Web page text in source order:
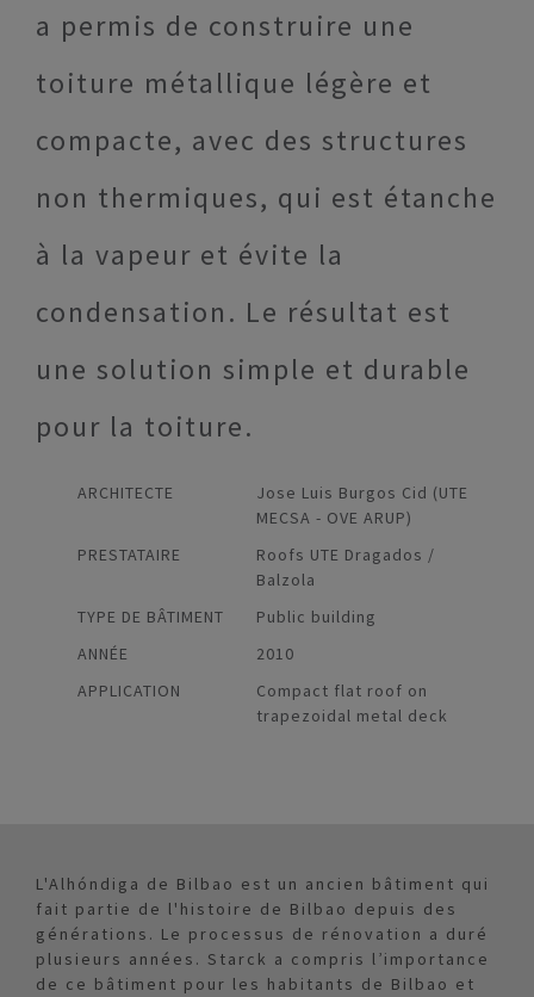
a permis de construire une
toiture métallique légère et
compacte, avec des structures
non thermiques, qui est étanche
à la vapeur et évite la
condensation. Le résultat est
une solution simple et durable
pour la toiture.
ARCHITECTE
Jose Luis Burgos Cid (UTE
MECSA - OVE ARUP)
PRESTATAIRE
Roofs UTE Dragados /
Balzola
TYPE DE BÂTIMENT
Public building
ANNÉE
2010
APPLICATION
Compact flat roof on
trapezoidal metal deck
L'Alhóndiga de Bilbao est un ancien bâtiment qui
fait partie de l'histoire de Bilbao depuis des
générations. Le processus de rénovation a duré
plusieurs années. Starck a compris l’importance
de ce bâtiment pour les habitants de Bilbao et